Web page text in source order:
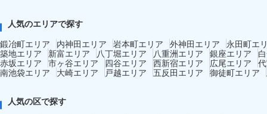
人気のエリアで探す
鍛冶町エリア
内神田エリア 岩本町エリア 外神田エリア
永田町エ
築地エリア
新富エリア 八丁堀エリア 八重洲エリア 銀座エリア
赤坂エリア 市ヶ谷エリア 四谷エリア 西新宿エリア 広尾エリア
南池袋エリア
大崎エリア 戸越エリア 五反田エリア 御徒町エリア
人気の区で探す